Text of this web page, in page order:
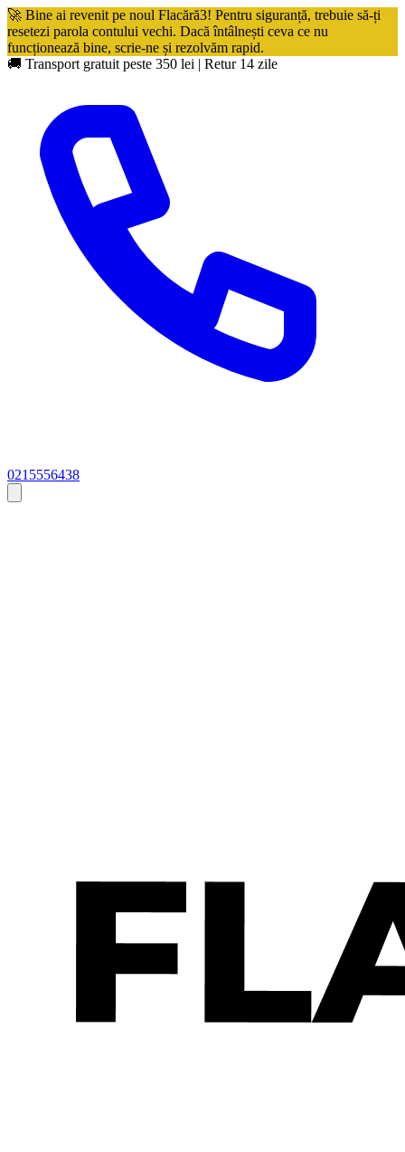
🚀 Bine ai revenit pe noul Flacără3! Pentru siguranță, trebuie să-ți
resetezi parola contului vechi. Dacă întâlnești ceva ce nu
funcționează bine, scrie-ne și rezolvăm rapid.
🚚 Transport gratuit peste 350 lei | Retur 14 zile
0215556438